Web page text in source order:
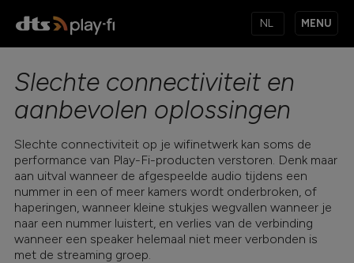
MENU
PRODUCTEN
MUZIEKDIENSTEN
APPS
Slechte connectiviteit en
aanbevolen oplossingen
Slechte connectiviteit op je wifinetwerk kan soms de
performance van Play-Fi-producten verstoren. Denk maar
aan uitval wanneer de afgespeelde audio tijdens een
nummer in een of meer kamers wordt onderbroken, of
haperingen, wanneer kleine stukjes wegvallen wanneer je
naar een nummer luistert, en verlies van de verbinding
wanneer een speaker helemaal niet meer verbonden is
met de streaming groep.